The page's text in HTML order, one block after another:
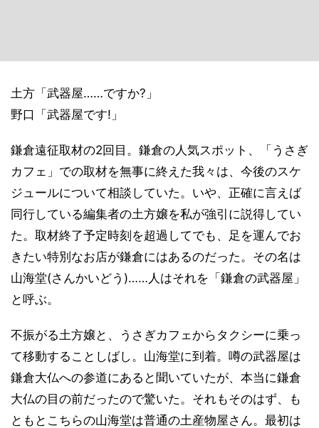
土方「武器屋……ですか?」
野口「武器屋です!」
鎌倉遠征取材の2回目。鎌倉の人気スポット、「うさぎ
カフェ」での取材を無事に終えた我々は、今後のスケ
ジュールについて相談していた。いや、正確に言えば
同行している編集者の土方嬢を私が強引に説得してい
た。取材終了予定時刻を超過してでも、足を運んでお
きたい特別なお店が鎌倉にはあるのだった。その名は
山海堂(さんかいどう)……人はそれを「鎌倉の武器屋」
と呼ぶ。
不振がる土方嬢と、うさぎカフェからタクシーに乗っ
て移動することしばし。山海堂に到着。噂の武器屋は
鎌倉大仏への参道にあると聞いていたが、本当に鎌倉
大仏の目の前だったので驚いた。それもそのはず、も
ともとこちらの山海堂は普通の土産物屋さん。最初は